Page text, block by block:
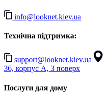
info@looknet.kiev.ua
Технічна підтримка:
support@looknet.kiev.ua
36, корпус А, 3 поверх
Послуги для дому